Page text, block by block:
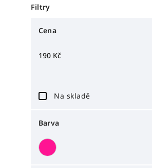
Filtry
Cena
190 Kč
Na skladě
Barva